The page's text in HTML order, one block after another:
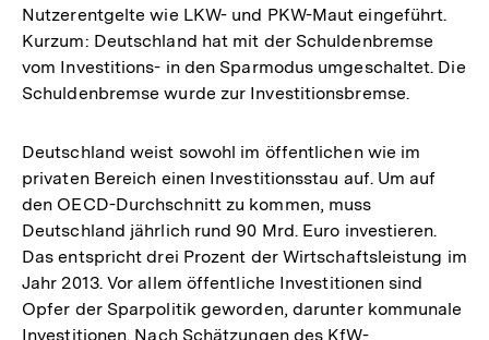
Nutzerentgelte wie LKW- und PKW-Maut eingeführt.
Kurzum: Deutschland hat mit der Schuldenbremse
vom Investitions- in den Sparmodus umgeschaltet. Die
Schuldenbremse wurde zur Investitionsbremse.
Deutschland weist sowohl im öffentlichen wie im
privaten Bereich einen Investitionsstau auf. Um auf
den OECD-Durchschnitt zu kommen, muss
Deutschland jährlich rund 90 Mrd. Euro investieren.
Das entspricht drei Prozent der Wirtschaftsleistung im
Jahr 2013. Vor allem öffentliche Investitionen sind
Opfer der Sparpolitik geworden, darunter kommunale
Investitionen. Nach Schätzungen des KfW-